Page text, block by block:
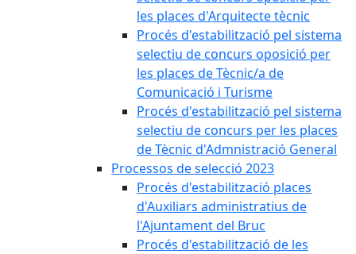
les places d'Arquitecte tècnic
Procés d'estabilització pel sistema
selectiu de concurs oposició per
les places de Tècnic/a de
Comunicació i Turisme
Procés d'estabilització pel sistema
selectiu de concurs per les places
de Tècnic d'Admnistració General
Processos de selecció 2023
Procés d'estabilització places
d'Auxiliars administratius de
l'Ajuntament del Bruc
Procés d'estabilització de les